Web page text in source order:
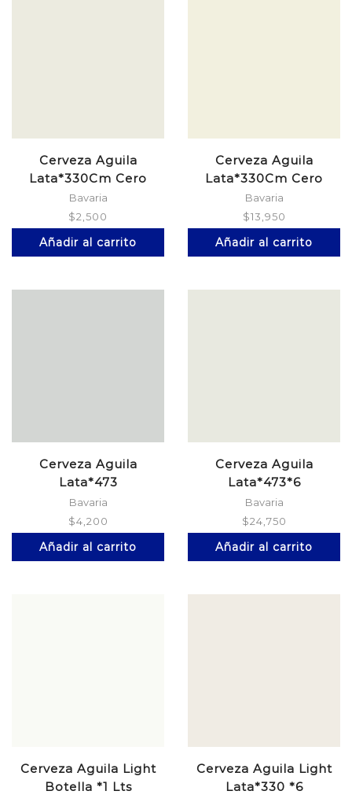
Cerveza Aguila
Lata*330Cm Cero
Bavaria
$2,500
Añadir al carrito
Cerveza Aguila
Lata*330Cm Cero
Bavaria
$13,950
Añadir al carrito
Cerveza Aguila
Lata*473
Bavaria
$4,200
Añadir al carrito
Cerveza Aguila
Lata*473*6
Bavaria
$24,750
Añadir al carrito
Cerveza Aguila Light
Botella *1 Lts
Cerveza Aguila Light
Lata*330 *6